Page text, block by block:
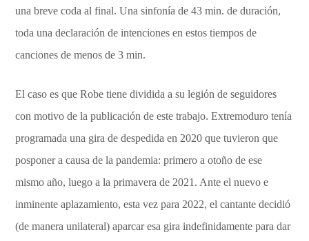
una breve coda al final. Una sinfonía de 43 min. de duración,
toda una declaración de intenciones en estos tiempos de
canciones de menos de 3 min.
El caso es que Robe tiene dividida a su legión de seguidores
con motivo de la publicación de este trabajo. Extremoduro tenía
programada una gira de despedida en 2020 que tuvieron que
posponer a causa de la pandemia: primero a otoño de ese
mismo año, luego a la primavera de 2021. Ante el nuevo e
inminente aplazamiento, esta vez para 2022, el cantante decidió
(de manera unilateral) aparcar esa gira indefinidamente para dar